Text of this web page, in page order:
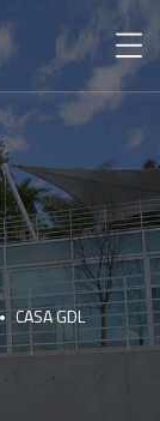
CASA GDL